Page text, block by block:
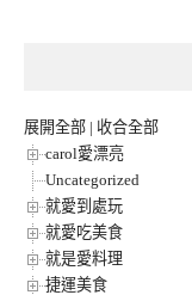
展開全部 | 收合全部
carol愛漂亮
Uncategorized
就愛到處玩
就愛吃美食
就是愛料理
捷運美食